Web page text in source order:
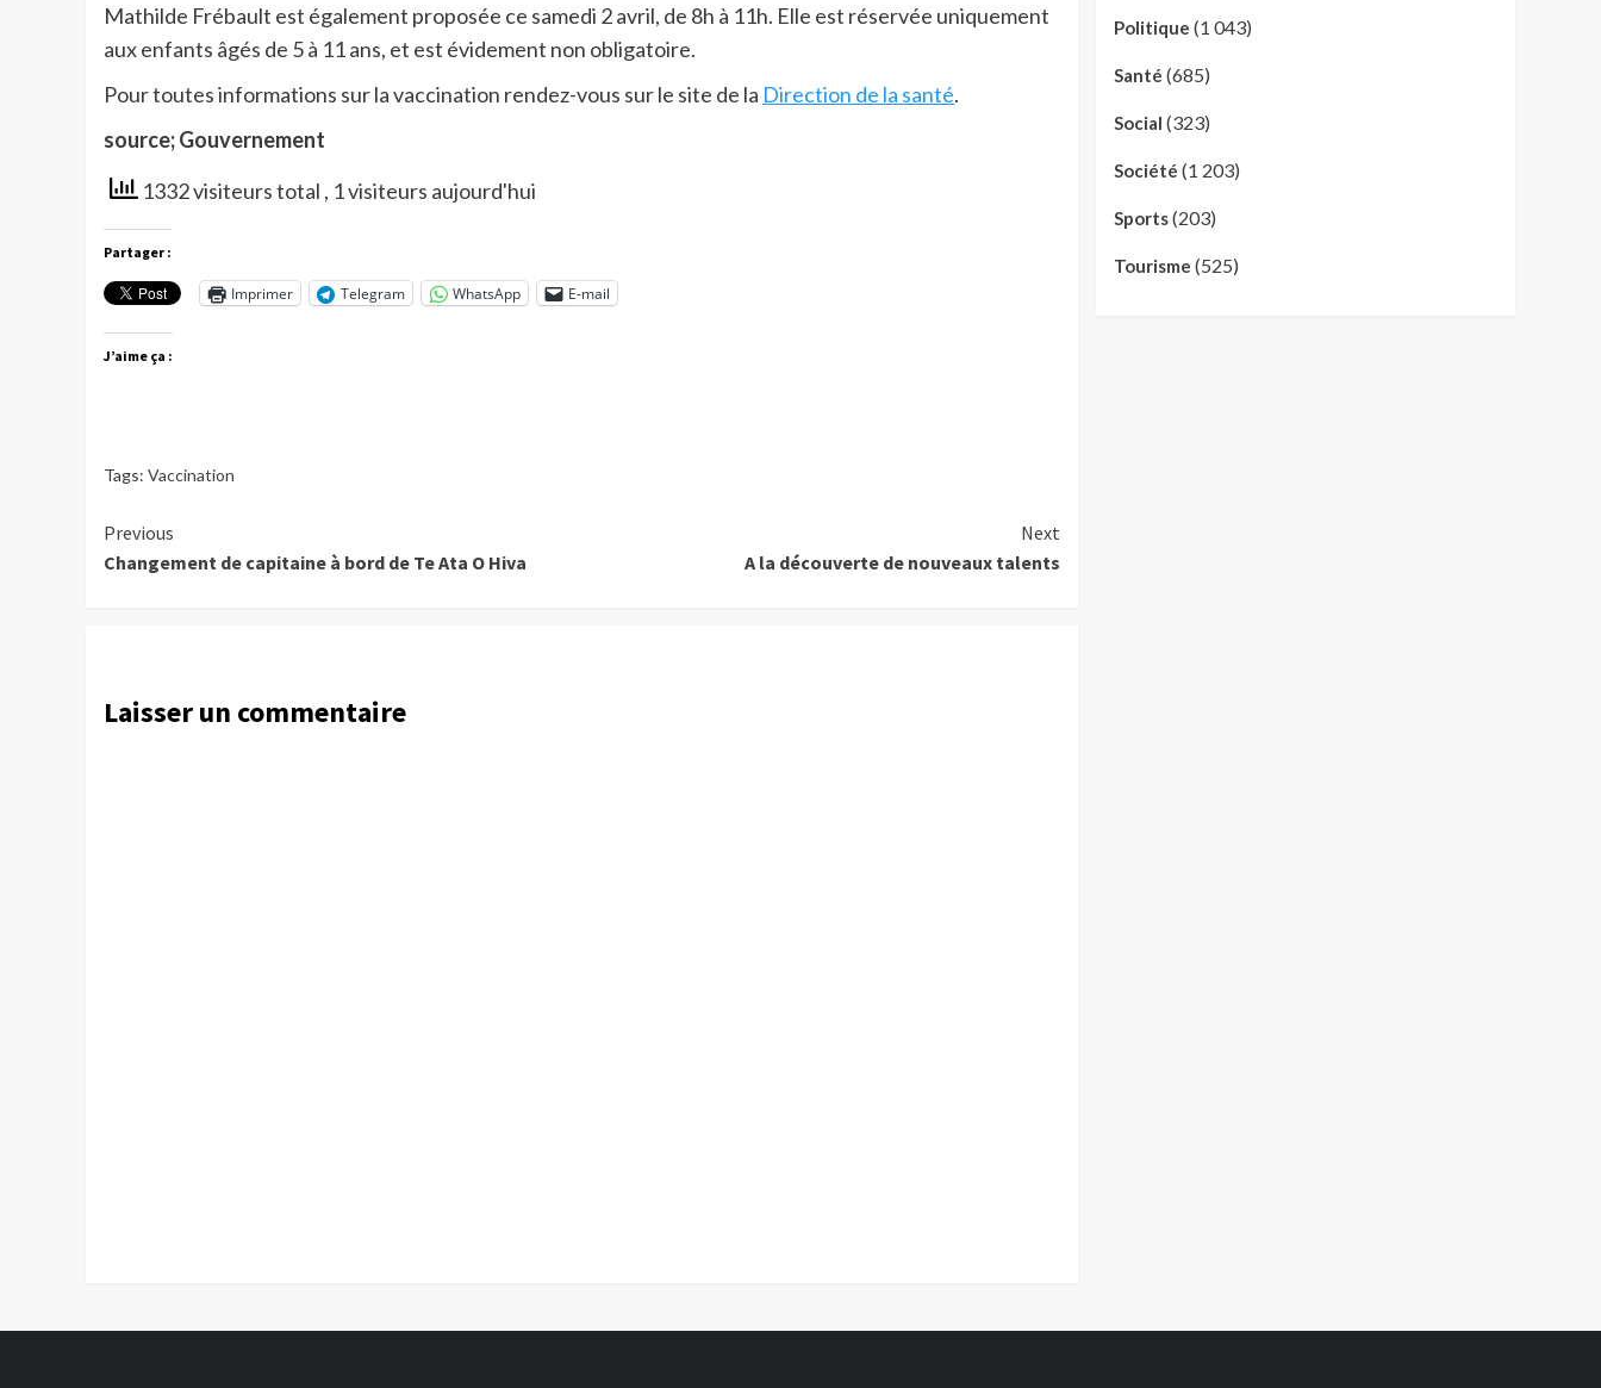
Mathilde Frébault est également proposée ce samedi 2 avril, de 8h à 11h. Elle est réservée uniquement
aux enfants âgés de 5 à 11 ans, et est évidement non obligatoire.
Pour toutes informations sur la vaccination rendez-vous sur le site de la Direction de la santé.
source; Gouvernement
1332 visiteurs total , 1 visiteurs aujourd'hui
Partager :
Imprimer Telegram WhatsApp E-mail
J’aime ça :
Tags: Vaccination
Continue
Reading
Previous
Changement de capitaine à bord de Te Ata O Hiva
Next
A la découverte de nouveaux talents
Laisser un commentaire
Politique (1 043)
Santé (685)
Social (323)
Société (1 203)
Sports(203)
Tourisme (525)